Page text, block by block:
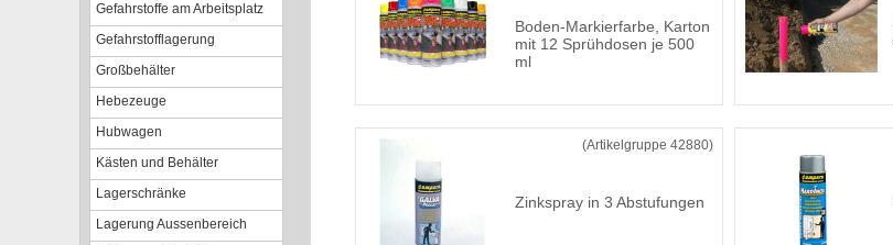
Gefahrstoffe am Arbeitsplatz
Gefahrstofflagerung
Großbehälter
Hebezeuge
Hubwagen
Kästen und Behälter
Lagerschränke
Lagerung Aussenbereich
Boden-Markierfarbe, Karton
mit 12 Sprühdosen je 500
ml
(Artikelgruppe 42880)
Zinkspray in 3 Abstufungen